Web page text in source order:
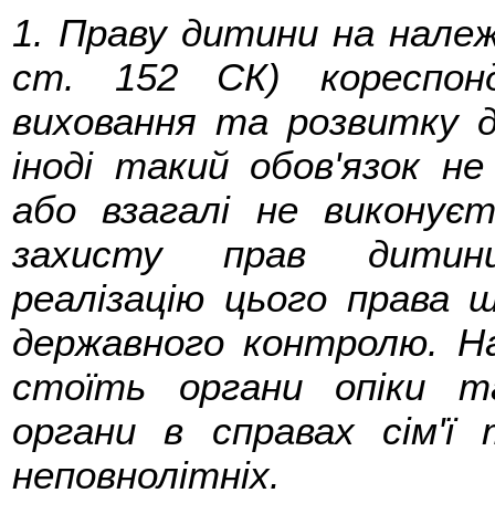
1. Праву дитини на
ст. 152 СК)
виховання та
іноді такий обов'язок
або взагалі не
захисту прав
реалізацію цього
державного контролю.
стоїть органи опіки
органи в справах
неповнолітніх.